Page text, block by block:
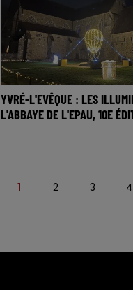
YVRÉ-L'EVÊQUE : LES
L'ABBAYE DE L'EPAU, 10E
1 2 3 4